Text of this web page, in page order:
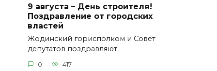
9 августа – День строителя!
Поздравление от городских
властей
Жодинский горисполком и Совет
депутатов поздравляют
0 417